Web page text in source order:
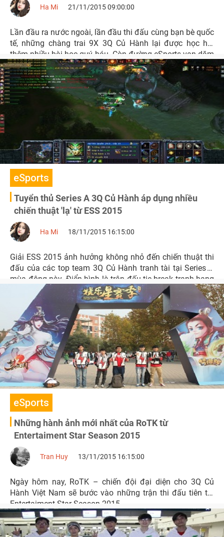
Ha Mi 21/11/2015 09:00:00
Lần đầu ra nước ngoài, lần đầu thi đấu cùng bạn bè quốc
tế, những chàng trai 9X 3Q Củ Hành lại được học hỏi
thêm nhiều bài học quý báu. Còn đường eSports vạn dặm
của những chàng trai vàng đã bắt đầu với những bước
của ngày hôm nay.
eSports
Tuyển thủ Series A 3Q Củ Hành áp dụng nhiều
chiến thuật 'lạ' từ ESS 2015
Ha Mi 18/11/2015 16:15:00
Giải ESS 2015 ảnh hưởng không nhỏ đến chiến thuật thi
đấu của các top team 3Q Củ Hành tranh tài tại Series A
mùa đông này. Điển hình là trận đấu tie-break tranh hạng
7 - 8, các tuyển thủ Night Owls đã áp dụng nhiều lượt
chọn tướng lạ của giải ESS và giành thắng lợi trước đội
New Wind.
eSports
Những hành ảnh mới nhất của RoTK từ
Entertaiment Star Season 2015
Tran Huy 13/11/2015 16:15:00
Ngày hôm nay, RoTK – chiến đội đại diện cho 3Q Củ
Hành Việt Nam sẽ bước vào những trận thi đấu tiên tại
Entertaiment Star Season 2015.